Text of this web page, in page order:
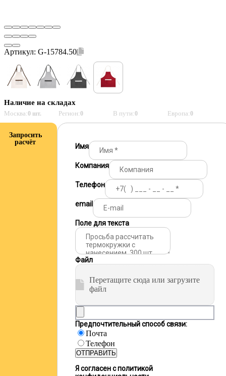
Артикул: G-15784.50
Наличие на складах
Москва:0 шт. Регион:0 В пути:0 Европа:0
Запросить
расчёт
Имя
Компания
Телефон
email
Поле для текста
Файл
Перетащите сюда или загрузите
файл
Предпочтительный способ связи:
Почта
Телефон
ОТПРАВИТЬ
Я согласен с политикой